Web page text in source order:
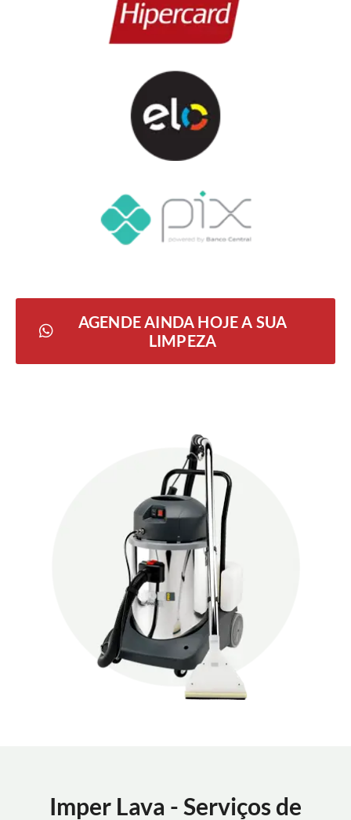
AGENDE AINDA HOJE A SUA
LIMPEZA
Imper Lava - Serviços de